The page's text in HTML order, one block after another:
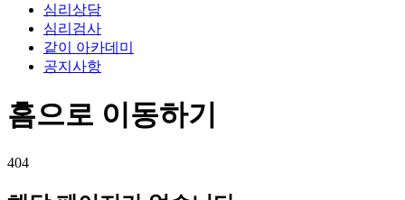
심리상담
심리검사
같이 아카데미
공지사항
홈으로 이동하기
404